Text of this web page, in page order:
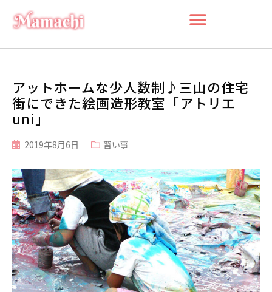
検索
検
索
最近の投稿
船橋・前原に一時預かり保育施設
アットホームな少人数制♪三山の住宅
街にできた絵画造形教室「アトリエ
uni」
2019年8月6日 習い事